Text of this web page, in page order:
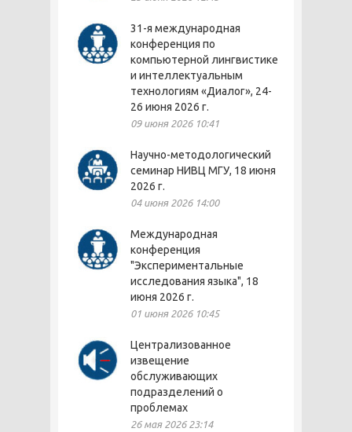
31-я международная
конференция по
компьютерной лингвистике
и интеллектуальным
технологиям «Диалог», 24-
26 июня 2026 г.
09 июня 2026 10:41
Научно-методологический
семинар НИВЦ МГУ, 18 июня
2026 г.
04 июня 2026 14:00
Международная
конференция
"Экспериментальные
исследования языка", 18
июня 2026 г.
01 июня 2026 10:45
Централизованное
извещение
обслуживающих
подразделений о
проблемах
26 мая 2026 23:14